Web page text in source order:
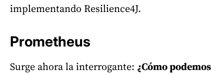
implementando Resilience4J.
Prometheus
Surge ahora la interrogante: ¿Cómo podemos